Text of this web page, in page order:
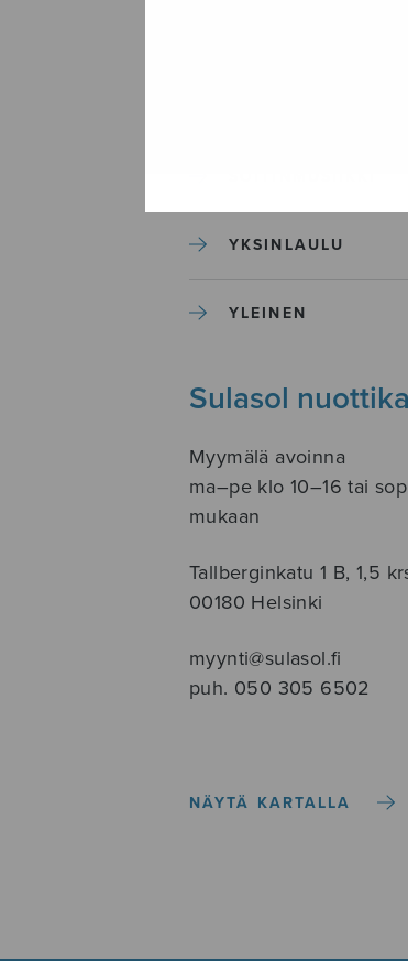
YKSINLAULU
YLEINEN
Sulasol
Myymälä avoinna
ma–pe klo 10–16 tai
mukaan
Tallberginkatu 1 B, 1,5
00180 Helsinki
myynti@sulasol.fi
puh. 050 305 6502
NÄYTÄ KARTALLA